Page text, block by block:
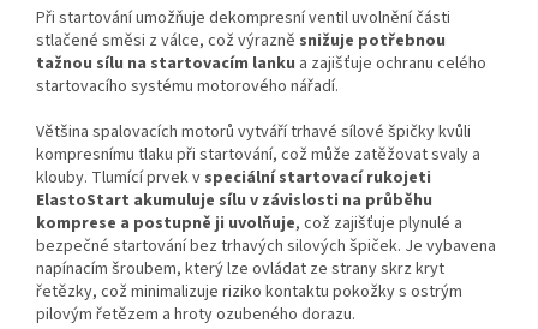
Při startování umožňuje dekompresní ventil uvolnění části
stlačené směsi z válce, což výrazně snižuje potřebnou
tažnou sílu na startovacím lanku a zajišťuje ochranu celého
startovacího systému motorového nářadí.
Většina spalovacích motorů vytváří trhavé sílové špičky kvůli
kompresnímu tlaku při startování, což může zatěžovat svaly a
klouby. Tlumící prvek v speciální startovací rukojeti
ElastoStart akumuluje sílu v závislosti na průběhu
komprese a postupně ji uvolňuje, což zajišťuje plynulé a
bezpečné startování bez trhavých silových špiček. Je vybavena
napínacím šroubem, který lze ovládat ze strany skrz kryt
řetězky, což minimalizuje riziko kontaktu pokožky s ostrým
pilovým řetězem a hroty ozubeného dorazu.